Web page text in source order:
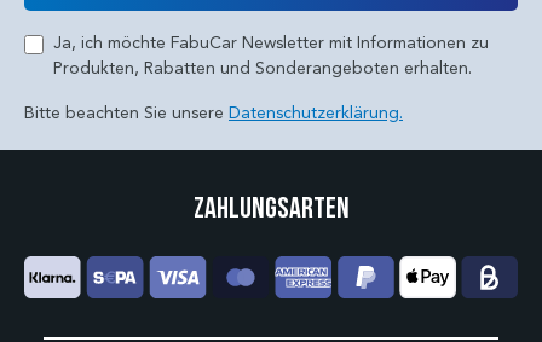
Ja, ich möchte FabuCar Newsletter mit Informationen zu
Produkten, Rabatten und Sonderangeboten erhalten.
Bitte beachten Sie unsere Datenschutzerklärung.
Zahlungsarten